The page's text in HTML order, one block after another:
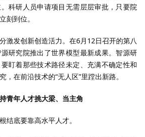
科研人员申请项目无需层层审批，只要院
刻到位。
激发创新创造活力。在6月12日召开的第八
研究院推出了世界模型最新成果。智源研
盯着那些技术路径未定、充满不确定性和
，在前沿技术的“无人区”里蹚出新路。
青年人才挑大梁、当主角
结底要靠高水平人才。